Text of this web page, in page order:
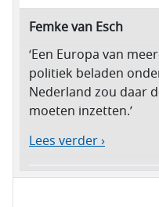
Femke van Esch
‘Een Europa van
politiek beladen
Nederland zou daar
moeten inzetten.’
Lees verder ›